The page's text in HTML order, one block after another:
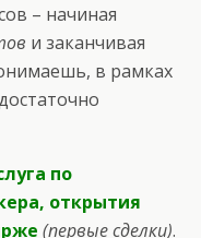
– начиная
и заканчивая
в рамках
по
открытия
(первые сделки).